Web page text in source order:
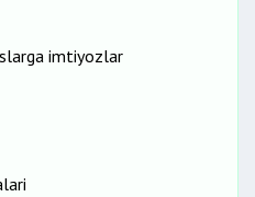
imtiyozlar